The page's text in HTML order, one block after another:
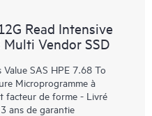
Read Intensive
Multi Vendor SSD
SAS HPE 7.68 To
Microprogramme à
facteur de forme - Livré
ans de garantie